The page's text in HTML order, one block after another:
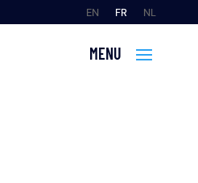
NL
FR
EN